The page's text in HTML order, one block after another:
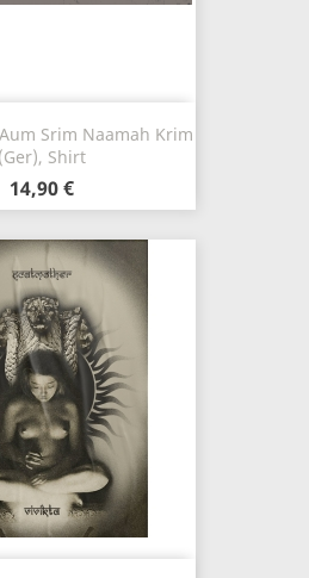
Srim Naamah Krim
(Ger), Shirt
14,90 €